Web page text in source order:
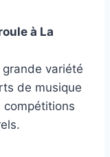
à La
variété
de musique
compétitions